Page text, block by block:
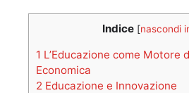
Indice [nascondi
1 L’Educazione come Motore
Economica
2 Educazione e Innovazione